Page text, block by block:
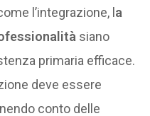
l’integrazione, l a
siano
primaria efficace.
deve essere
conto delle